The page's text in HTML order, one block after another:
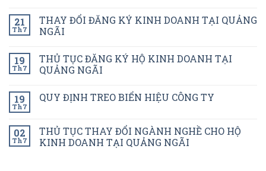
21
Th7
THAY ĐỔI ĐĂNG KÝ KINH DOANH TẠI QUẢNG
NGÃI
19
Th7
THỦ TỤC ĐĂNG KÝ HỘ KINH DOANH TẠI
QUẢNG NGÃI
19
Th7
QUY ĐỊNH TREO BIỂN HIỆU CÔNG TY
02
Th7
THỦ TỤC THAY ĐỔI NGÀNH NGHỀ CHO HỘ
KINH DOANH TẠI QUẢNG NGÃI